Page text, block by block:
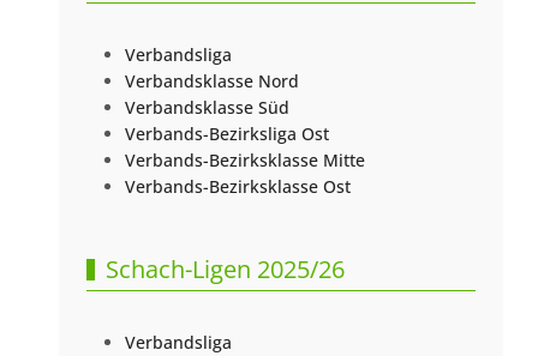
Verbandsliga
Verbandsklasse Nord
Verbandsklasse Süd
Verbands-Bezirksliga Ost
Verbands-Bezirksklasse Mitte
Verbands-Bezirksklasse Ost
Schach-Ligen 2025/26
Verbandsliga